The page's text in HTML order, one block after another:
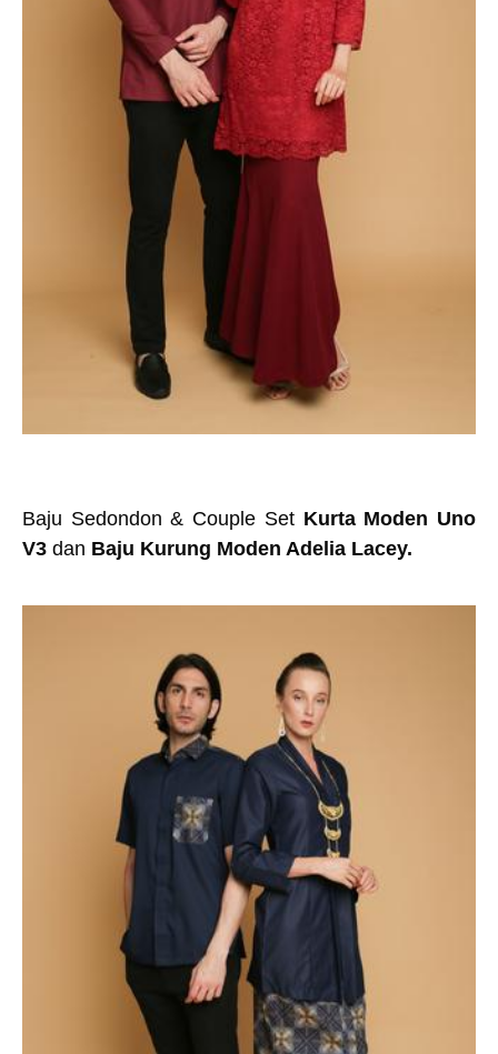
Baju Sedondon & Couple Set Kurta Moden Uno
V3 dan Baju Kurung Moden Adelia Lacey.